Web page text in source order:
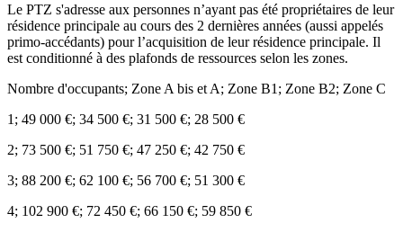
Le PTZ s'adresse aux personnes n’ayant pas été propriétaires de leur
résidence principale au cours des 2 dernières années (aussi appelés
primo-accédants) pour l’acquisition de leur résidence principale. Il
est conditionné à des plafonds de ressources selon les zones.
Nombre d'occupants; Zone A bis et A; Zone B1; Zone B2; Zone C
1; 49 000 €; 34 500 €; 31 500 €; 28 500 €
2; 73 500 €; 51 750 €; 47 250 €; 42 750 €
3; 88 200 €; 62 100 €; 56 700 €; 51 300 €
4; 102 900 €; 72 450 €; 66 150 €; 59 850 €